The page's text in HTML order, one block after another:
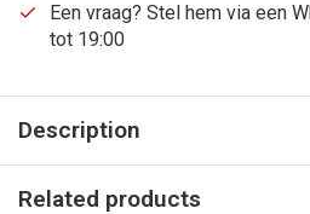
Een vraag? Stel hem via een
tot 19:00
Description
Related products